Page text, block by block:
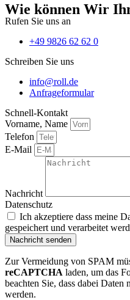
Wie können Wir
Rufen Sie uns an
+49 9826 62 62 0
Schreiben Sie uns
info@roll.de
Anfrageformular
Schnell-Kontakt
Vorname, Name
Telefon
E-Mail
Nachricht
Datenschutz
Ich akzeptiere dass meine
gespeichert und verarbeitet
Nachricht senden
Zur Vermeidung von SPAM
reCAPTCHA laden, um das
beachten Sie, dass dabei Daten
werden.